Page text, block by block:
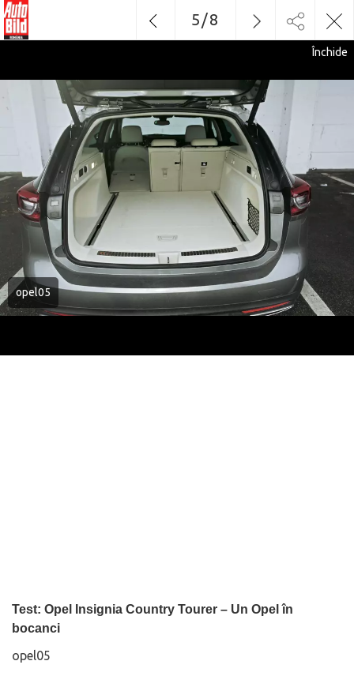
opel05
Test: Opel Insignia Country Tourer – Un Opel în
bocanci
opel05
Închide
5/8